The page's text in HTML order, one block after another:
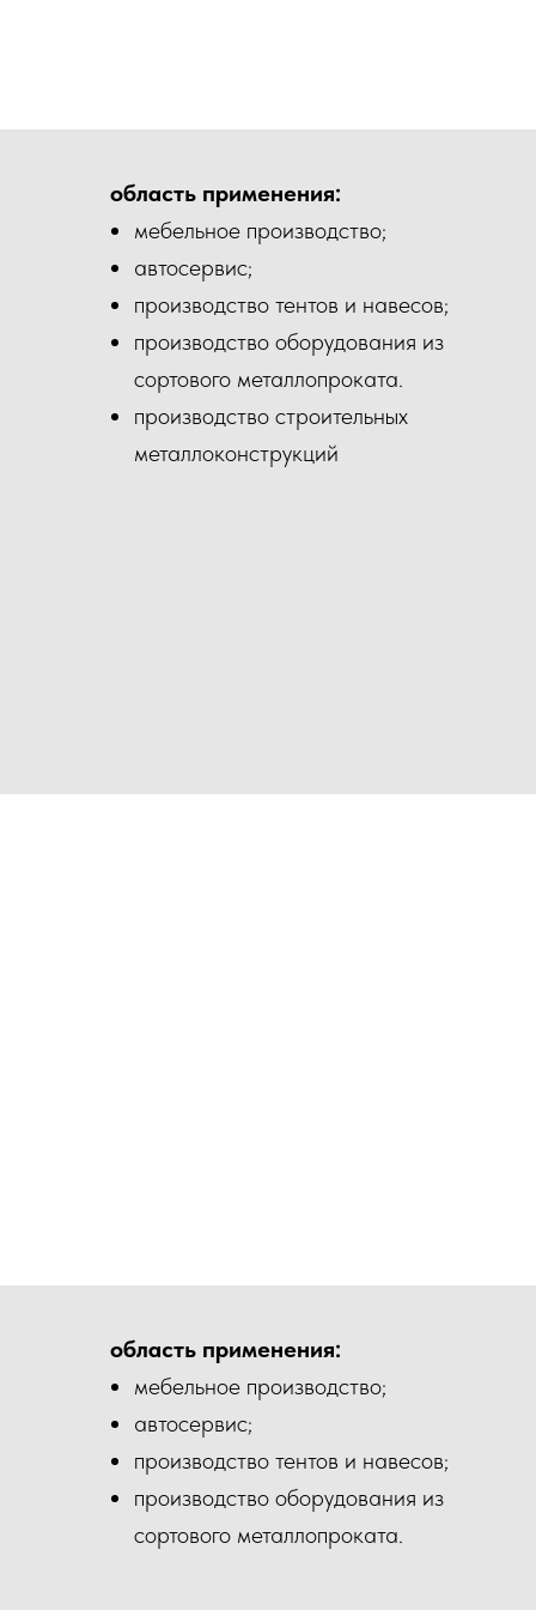
область применения:
мебельное производство;
автосервис;
производство тентов и навесов;
производство оборудования из
сортового металлопроката.
производство строительных
металлоконструкций
область применения:
мебельное производство;
автосервис;
производство тентов и навесов;
производство оборудования из
сортового металлопроката.